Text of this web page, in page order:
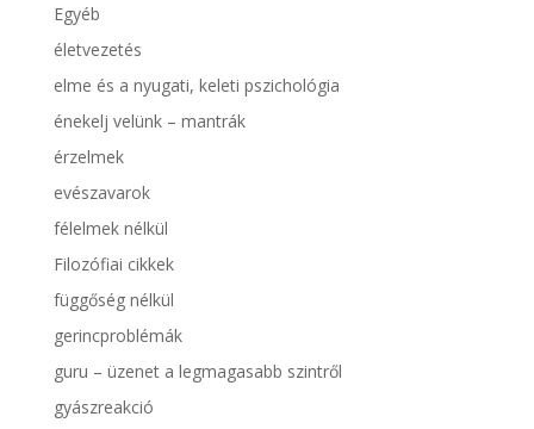
Egyéb
életvezetés
elme és a nyugati, keleti pszichológia
énekelj velünk – mantrák
érzelmek
evészavarok
félelmek nélkül
Filozófiai cikkek
függőség nélkül
gerincproblémák
guru – üzenet a legmagasabb szintről
gyászreakció